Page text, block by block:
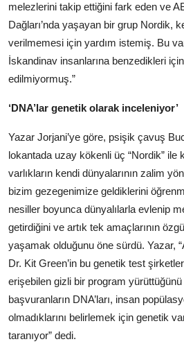
melezlerini takip ettiğini fark eden ve
Dağları’nda yaşayan bir grup Nordik,
verilmemesi için yardım istemiş. Bu
İskandinav insanlarına benzedikleri
edilmiyormuş.”
‘DNA’lar genetik olarak inceleniyor’
Yazar Jorjani’ye göre, psişik çavuş
lokantada uzay kökenli üç “Nordik” ile
varlıkların kendi dünyalarının zalim
bizim gezegenimize geldiklerini
nesiller boyunca dünyalılarla evlenip
getirdiğini ve artık tek amaçlarının
yaşamak olduğunu öne sürdü. Yazar,
Dr. Kit Green’in bu genetik test
erişebilen gizli bir program
başvuranların DNA’ları, insan
olmadıklarını belirlemek için genetik
taranıyor” dedi.